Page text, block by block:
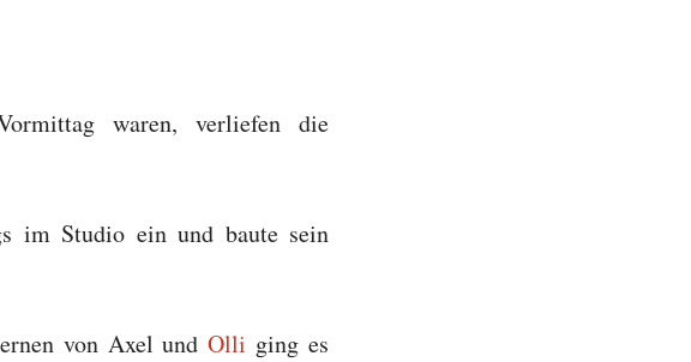
waren, verliefen die
im Studio ein und baute sein
von Axel undOlli ging es